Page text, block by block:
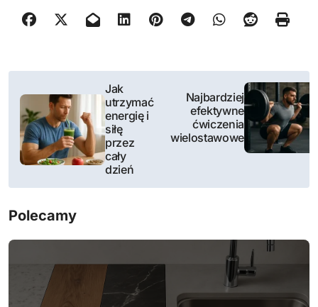
w
a
Jak
utrzymać
energię i
siłę
przez
cały
dzień
Najbardziej
efektywne
ćwiczenia
wielostawowe
Polecamy